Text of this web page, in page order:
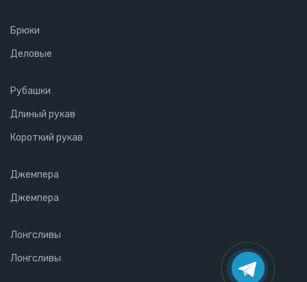
Брюки
Деловые
Рубашки
Длиный рукав
Короткий рукав
Джемпера
Джемпера
Лонгсливы
Лонгсливы